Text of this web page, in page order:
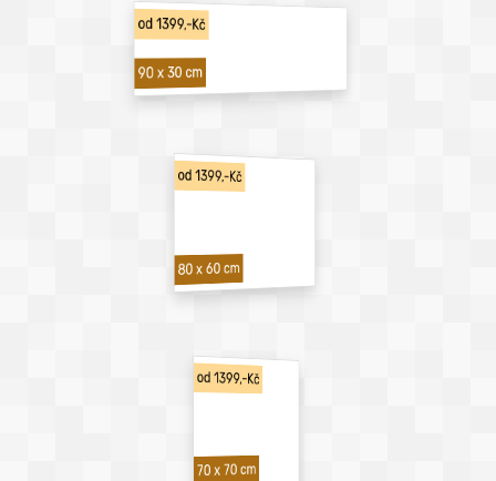
od 1399,-Kč
90 x 30 cm
od 1399,-Kč
80 x 60 cm
od 1399,-Kč
70 x 70 cm